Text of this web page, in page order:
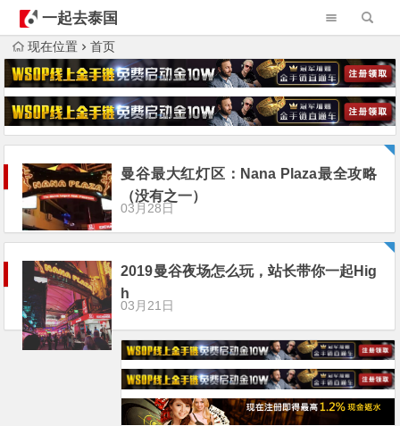
一起去泰国
现在位置 首页
曼谷最大红灯区：Nana Plaza最全攻略
（没有之一）
03月28日
2019曼谷夜场怎么玩，站长带你一起Hig
h
03月21日